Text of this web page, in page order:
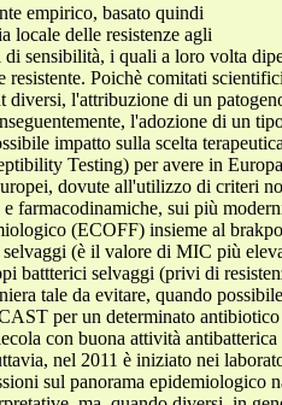
empirico, basato quindi
locale delle resistenze agli
sensibilità, i quali a loro volta
Poichè comitati
l'attribuzione di un
l'adozione di un
impatto sulla scelta
Testing) per avere in
dovute all'utilizzo di criteri
farmacodinamiche, sui più
(ECOFF) insieme al
(è il valore di MIC più
battterici selvaggi (privi di
tale da evitare, quando
per un determinato
con buona attività
nel 2011 è iniziato nei
sul panorama epidemiologico